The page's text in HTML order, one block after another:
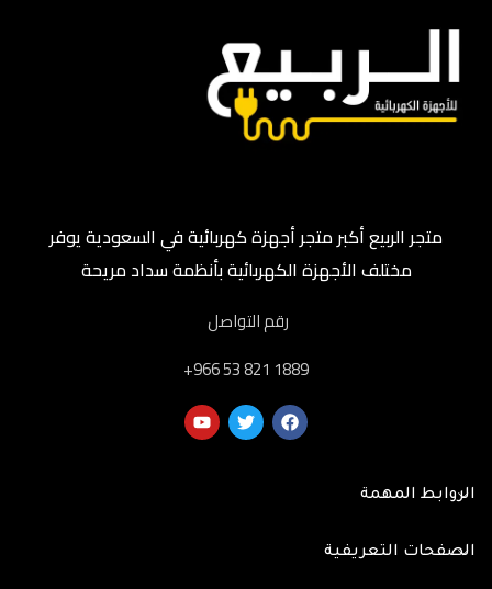
متجر الربيع أكبر متجر أجهزة كهربائية في السعودية يوفر
مختلف الأجهزة الكهربائية بأنظمة سداد مريحة
رقم التواصل
‎+966 53 821 1889
الروابط المهمة
الصفحات التعريفية